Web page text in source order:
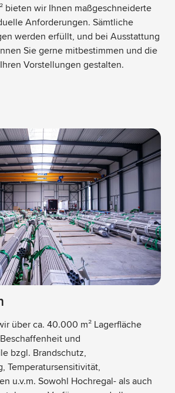
bieten wir Ihnen maßgeschneiderte
Anforderungen. Sämtliche
werden erfüllt, und bei Ausstattung
Sie gerne mitbestimmen und die
Vorstellungen gestalten.
über ca. 40.000 m² Lagerfläche
und
bzgl. Brandschutz,
Temperatursensitivität,
u.v.m. Sowohl Hochregal- als auch